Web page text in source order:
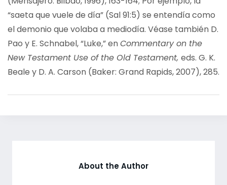
“saeta que vuele de día” (Sal 91:5) se entendía como
el demonio que volaba a mediodía. Véase también D.
Pao y E. Schnabel, “Luke,” enCommentary on the
New Testament Use of the Old Testament, eds. G. K.
Beale y D. A. Carson (Baker: Grand Rapids, 2007), 285.
About the Author